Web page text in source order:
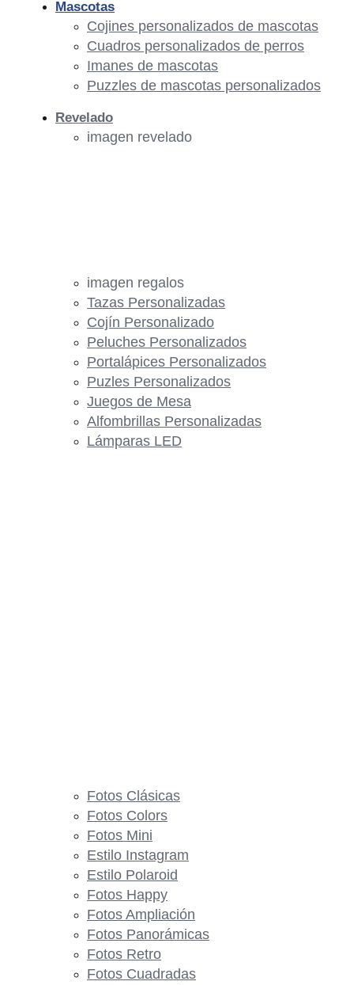
imagen regalos
Tazas Personalizadas
Cojín Personalizado
Peluches Personalizados
Portalápices Personalizados
Puzles Personalizados
Juegos de Mesa
Alfombrillas Personalizadas
Lámparas LED
Mascotas
Cojines personalizados de mascotas
Cuadros personalizados de perros
Imanes de mascotas
Puzzles de mascotas personalizados
Revelado
imagen revelado
Fotos Clásicas
Fotos Colors
Fotos Mini
Estilo Instagram
Estilo Polaroid
Fotos Happy
Fotos Ampliación
Fotos Panorámicas
Fotos Retro
Fotos Cuadradas